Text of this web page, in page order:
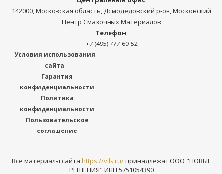
142000, Московская область, Домодедовский р-он, Московский
Центр Смазочных Материалов
Телефон:
+7 (495) 777-69-52
Условия использования
сайта
Гарантия
конфиденциальности
Политика
конфиденциальности
Пользовательское
соглашение
Все материалы сайта https://vils.ru/принадлежат ООО "НОВЫЕ
РЕШЕНИЯ" ИНН 5751054390